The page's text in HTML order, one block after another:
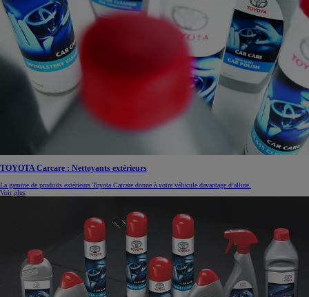
TOYOTA Carcare : Nettoyants extérieurs
La gamme de produits extérieurs Toyota Carcare donne à votre véhicule davantage d’allure.
Voir plus